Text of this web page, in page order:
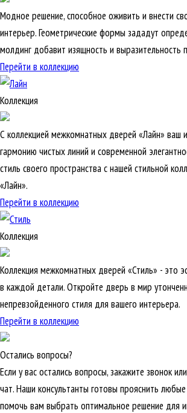
Модное решение, способное оживить и внести
интерьер. Геометрические формы зададут
молдинг добавит изящность и выразительность
Перейти в коллекцию
Коллекция
С коллекцией межкомнатных дверей «Лайн» ваш
гармонию чистых линий и современной
стиль своего пространства с нашей стильной
«Лайн».
Перейти в коллекцию
Коллекция
Коллекция межкомнатных дверей «Стиль» - это
в каждой детали. Откройте дверь в мир
непревзойденного стиля для вашего интерьера.
Перейти в коллекцию
Остались вопросы?
Если у вас остались вопросы, закажите звонок
чат. Наши консультанты готовы прояснить
помочь вам выбрать оптимальное решение для